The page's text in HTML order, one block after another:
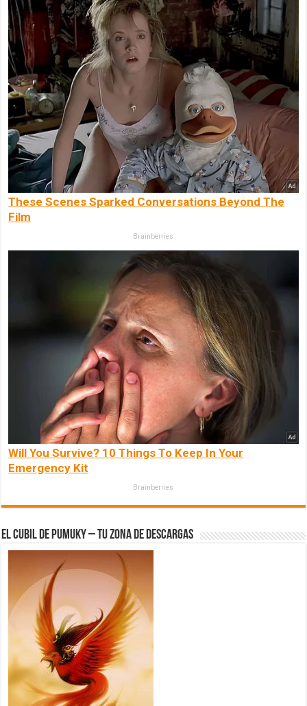
These Scenes Sparked Conversations Beyond The
Film
Brainberries
Will You Survive? 10 Things To Keep In Your
Emergency Kit
Brainberries
El Cubil de Pumuky – Tu zona de Descargas